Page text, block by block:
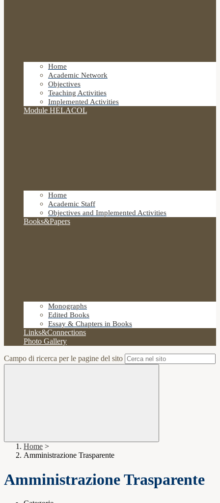
Home
Academic Network
Objectives
Teaching Activities
Implemented Activities
Module HELACOL
Home
Academic Staff
Objectives and Implemented Activities
Books&Papers
Monographs
Edited Books
Essay & Chapters in Books
Links&Connections
Photo Gallery
Campo di ricerca per le pagine del sito
Home >
Amministrazione Trasparente
Amministrazione Trasparente